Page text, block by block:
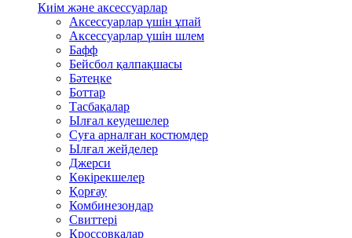
Киім және аксессуарлар
Аксессуарлар үшін ұпай
Аксессуарлар үшін шлем
Бафф
Бейсбол қалпақшасы
Бәтеңке
Боттар
Тасбақалар
Ылғал кеудешелер
Суға арналған костюмдер
Ылғал жейделер
Джерси
Көкірекшелер
Қорғау
Комбинезондар
Свиттері
Кроссовкалар